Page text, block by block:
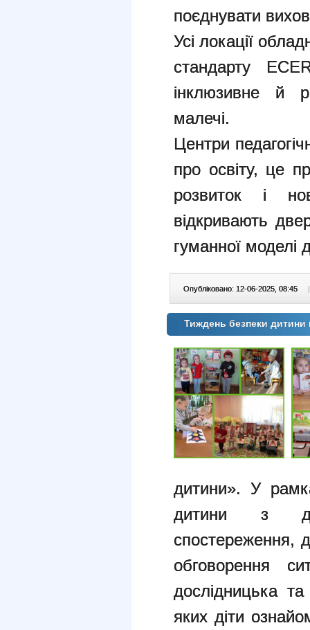
поєднувати
Усі локації
стандарту
інклюзивне й
малечі.
Центри
про освіту, це
розвиток і
відкривають
гуманної моделі
Опубліковано: 12-06-2025, 08:45 |
Тиждень безпеки
дитини». У
дитини з
спостереження,
обговорення
дослідницька
яких діти